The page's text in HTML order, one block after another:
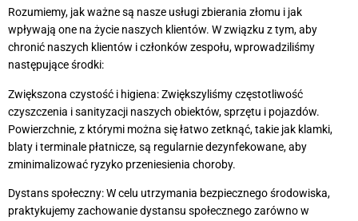
Rozumiemy, jak ważne są nasze usługi zbierania złomu i jak
wpływają one na życie naszych klientów. W związku z tym, aby
chronić naszych klientów i członków zespołu, wprowadziliśmy
następujące środki:
Zwiększona czystość i higiena: Zwiększyliśmy częstotliwość
czyszczenia i sanityzacji naszych obiektów, sprzętu i pojazdów.
Powierzchnie, z którymi można się łatwo zetknąć, takie jak klamki,
blaty i terminale płatnicze, są regularnie dezynfekowane, aby
zminimalizować ryzyko przeniesienia choroby.
Dystans społeczny: W celu utrzymania bezpiecznego środowiska,
praktykujemy zachowanie dystansu społecznego zarówno w